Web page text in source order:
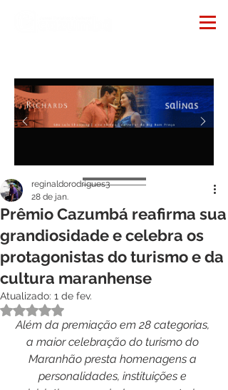
Prêmio Cazumbá reafirma sua
grandiosidade e celebra os
protagonistas do turismo e da
cultura maranhense
reginaldorodrigues3
28 de jan.
Atualizado: 1 de fev.
Avaliado com NaN de 5 estrelas.
Além da premiação em 28 categorias,
a maior celebração do turismo do
Maranhão presta homenagens a
personalidades, instituições e